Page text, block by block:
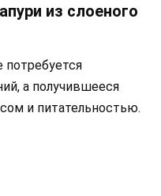
из слоеного
потребуется
а получившееся
и питательностью.